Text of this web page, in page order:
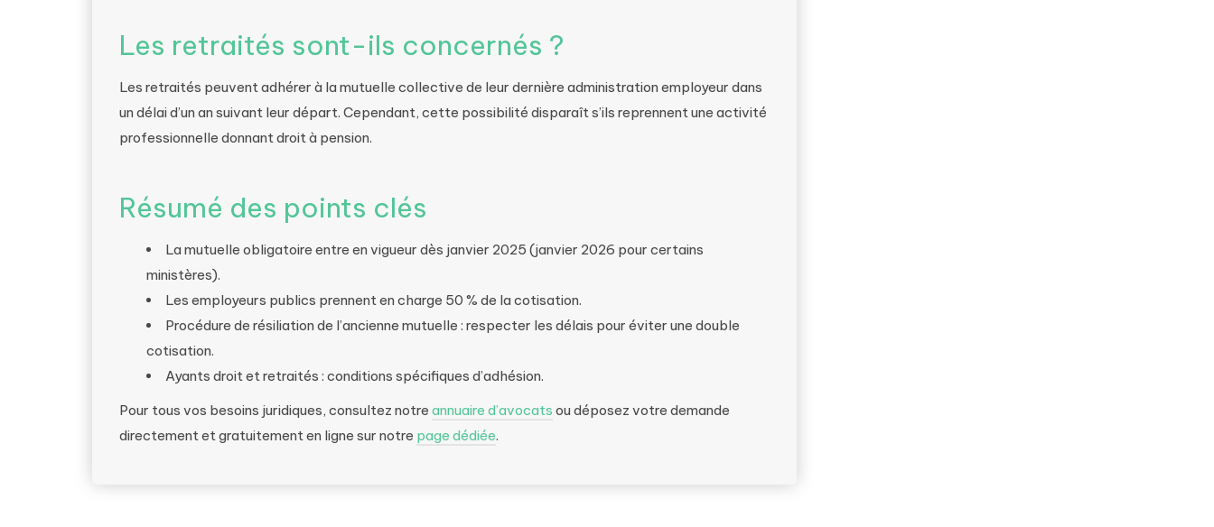
Les retraités sont-ils concernés ?
Les retraités peuvent adhérer à la mutuelle collective de leur dernière administration employeur dans
un délai d’un an suivant leur départ. Cependant, cette possibilité disparaît s’ils reprennent une activité
professionnelle donnant droit à pension.
Résumé des points clés
La mutuelle obligatoire entre en vigueur dès janvier 2025 (janvier 2026 pour certains
ministères).
Les employeurs publics prennent en charge 50 % de la cotisation.
Procédure de résiliation de l’ancienne mutuelle : respecter les délais pour éviter une double
cotisation.
Ayants droit et retraités : conditions spécifiques d’adhésion.
Pour tous vos besoins juridiques, consultez notre annuaire d’avocats ou déposez votre demande
directement et gratuitement en ligne sur notre page dédiée.